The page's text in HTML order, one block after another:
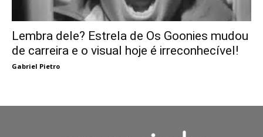
Lembra dele? Estrela de Os Goonies mudou
de carreira e o visual hoje é irreconhecível!
Gabriel Pietro